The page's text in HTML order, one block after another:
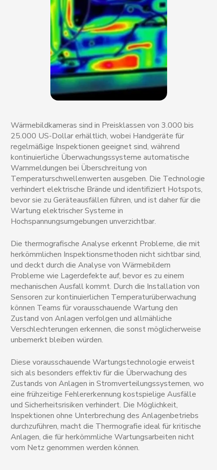
Wärmebildkameras sind in Preisklassen von 3.000 bis
25.000 US-Dollar erhältlich, wobei Handgeräte für
regelmäßige Inspektionen geeignet sind, während
kontinuierliche Überwachungssysteme automatische
Warnmeldungen bei Überschreitung von
Temperaturschwellenwerten ausgeben. Die Technologie
verhindert elektrische Brände und identifiziert Hotspots,
bevor sie zu Geräteausfällen führen, und ist daher für die
Wartung elektrischer Systeme in
Hochspannungsumgebungen unverzichtbar.
Die thermografische Analyse erkennt Probleme, die mit
herkömmlichen Inspektionsmethoden nicht sichtbar sind,
und deckt durch die Analyse von Wärmebildern
Probleme wie Lagerdefekte auf, bevor es zu einem
mechanischen Ausfall kommt. Durch die Installation von
Sensoren zur kontinuierlichen Temperaturüberwachung
können Teams für vorausschauende Wartung den
Zustand von Anlagen verfolgen und allmähliche
Verschlechterungen erkennen, die sonst möglicherweise
unbemerkt bleiben würden.
Diese vorausschauende Wartungstechnologie erweist
sich als besonders effektiv für die Überwachung des
Zustands von Anlagen in Stromverteilungssystemen, wo
eine frühzeitige Fehlererkennung kostspielige Ausfälle
und Sicherheitsrisiken verhindert. Die Möglichkeit,
Inspektionen ohne Unterbrechung des Anlagenbetriebs
durchzuführen, macht die Thermografie ideal für kritische
Anlagen, die für herkömmliche Wartungsarbeiten nicht
vom Netz genommen werden können.